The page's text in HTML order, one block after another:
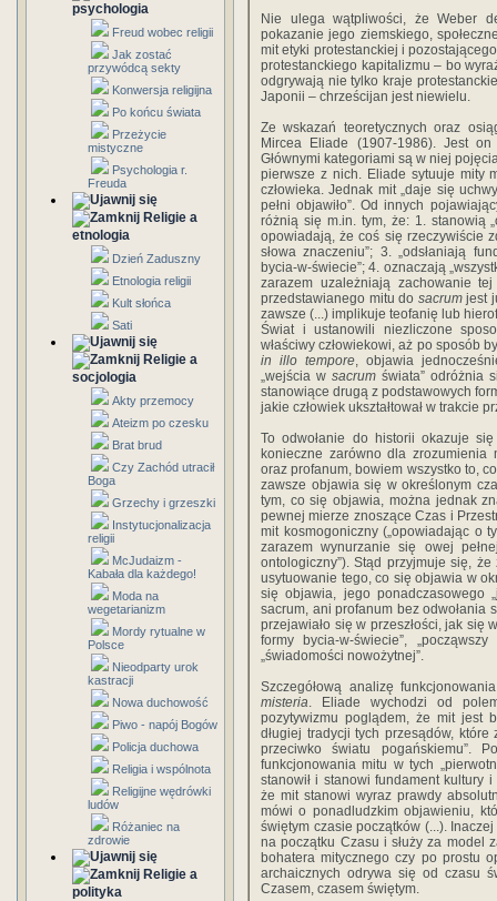
psychologia
Freud wobec religii
Jak zostać
przywódcą sekty
Konwersja religijna
Po końcu świata
Przeżycie
mistyczne
Psychologia r.
Freuda
Religie a
etnologia
Dzień Zaduszny
Etnologia religii
Kult słońca
Sati
Religie a
socjologia
Akty przemocy
Ateizm po czesku
Brat brud
Czy Zachód utracił
Boga
Grzechy i grzeszki
Instytucjonalizacja
religii
McJudaizm -
Kabała dla każdego!
Moda na
wegetarianizm
Mordy rytualne w
Polsce
Nieodparty urok
kastracji
Nowa duchowość
Piwo - napój Bogów
Policja duchowa
Religia i wspólnota
Religijne wędrówki
ludów
Różaniec na
zdrowie
Religie a
polityka
Nie ulega wątpliwości, że Weber
pokazanie jego ziemskiego,
mit etyki protestanckiej i
protestanckiego kapitalizmu – bo
odgrywają nie tylko kraje
Japonii – chrześcijan jest niewielu.
Ze wskazań teoretycznych oraz
Mircea Eliade (1907-1986). Jest on
Głównymi kategoriami są w niej
pierwsze z nich. Eliade sytuuje mity
człowieka. Jednak mit „daje się
pełni objawiło”. Od innych
różnią się m.in. tym, że: 1. stanowią
opowiadają, że coś się rzeczywiście
słowa znaczeniu”; 3. „odsłaniają
bycia-w-świecie”; 4. oznaczają
zarazem uzależniają zachowanie
przedstawianego mitu do sacrumjest
zawsze (...) implikuje teofanię lub
Świat i ustanowili niezliczone
właściwy człowiekowi, aż po sposób
in illo tempore, objawia
„wejścia w sacrumświata” odróżnia
stanowiące drugą z podstawowych
jakie człowiek ukształtował w trakcie
To odwołanie do historii okazuje
konieczne zarówno dla zrozumienia
oraz profanum, bowiem wszystko to,
zawsze objawia się w określonym
tym, co się objawia, można jednak
pewnej mierze znoszące Czas i
mit kosmogoniczny („opowiadając o
zarazem wynurzanie się owej
ontologiczny”). Stąd przyjmuje się,
usytuowanie tego, co się objawia w
się objawia, jego ponadczasowego
sacrum, ani profanum bez
przejawiało się w przeszłości, jak się
formy bycia-w-świecie”,
„świadomości nowożytnej”.
Szczegółową analizę
misteria. Eliade wychodzi od
pozytywizmu poglądem, że mit jest
długiej tradycji tych przesądów, które
przeciwko światu pogańskiemu”.
funkcjonowania mitu w tych
stanowił i stanowi fundament kultury
że mit stanowi wyraz prawdy
mówi o ponadludzkim objawieniu,
świętym czasie początków (...).
na początku Czasu i służy za model
bohatera mitycznego czy po prostu
archaicznych odrywa się od czasu
Czasem, czasem świętym.